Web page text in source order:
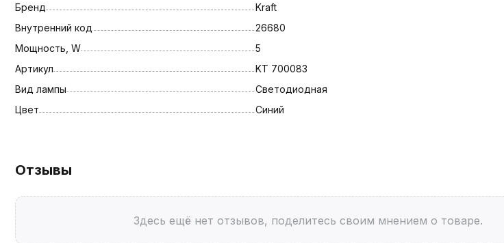
Бренд
Kraft
Внутренний код
26680
Мощность, W
5
Артикул
KT 700083
Вид лампы
Светодиодная
Цвет
Синий
Отзывы
Здесь ещё нет отзывов, поделитесь своим мнением о товаре.